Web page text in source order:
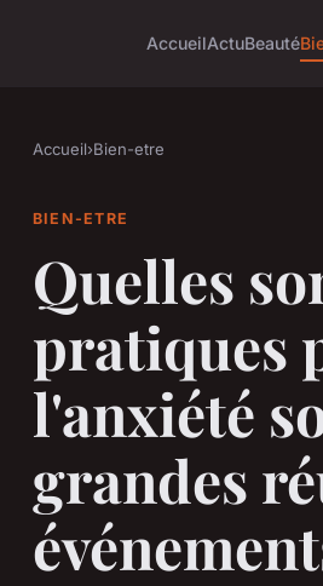
AccueilActuBeauté
Accueil›Bien-etre
BIEN-ETRE
Quelles
pratiques
l'anxiété
grandes